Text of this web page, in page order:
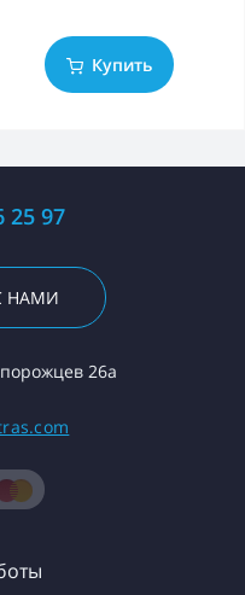
Купить
25 97
НАМИ
26а